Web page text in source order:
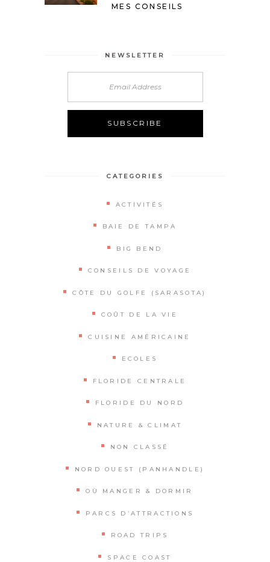
MES CONSEILS
NEWSLETTER
CATEGORIES
ACTIVITÉS
BAIE DE TAMPA
BIG BEND
CONSEILS DE VOYAGE
CÔTE DU GOLFE (SARASOTA)
COÛT DE LA VIE
CUISINE AMÉRICAINE
ECOLES
FLORIDE CENTRALE
FLORIDE DU NORD
NATURE & CLIMAT
NON CLASSÉ
NORD OUEST (PANHANDLE)
OÙ MANGER & DORMIR
PARCS D’ATTRACTIONS
ROAD TRIPS
SPACE COAST